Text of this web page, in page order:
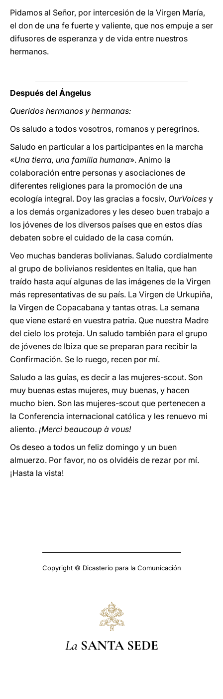
Pidamos al Señor, por intercesión de la Virgen María,
el don de una fe fuerte y valiente, que nos empuje a ser
difusores de esperanza y de vida entre nuestros
hermanos.
Después del Ángelus
Queridos hermanos y hermanas:
Os saludo a todos vosotros, romanos y peregrinos.
Saludo en particular a los participantes en la marcha
«Una tierra, una familia humana». Animo la
colaboración entre personas y asociaciones de
diferentes religiones para la promoción de una
ecología integral. Doy las gracias a focsiv, OurVoices y
a los demás organizadores y les deseo buen trabajo a
los jóvenes de los diversos países que en estos días
debaten sobre el cuidado de la casa común.
Veo muchas banderas bolivianas. Saludo cordialmente
al grupo de bolivianos residentes en Italia, que han
traído hasta aquí algunas de las imágenes de la Virgen
más representativas de su país. La Virgen de Urkupiña,
la Virgen de Copacabana y tantas otras. La semana
que viene estaré en vuestra patria. Que nuestra Madre
del cielo los proteja. Un saludo también para el grupo
de jóvenes de Ibiza que se preparan para recibir la
Confirmación. Se lo ruego, recen por mí.
Saludo a las guías, es decir a las mujeres-scout. Son
muy buenas estas mujeres, muy buenas, y hacen
mucho bien. Son las mujeres-scout que pertenecen a
la Conferencia internacional católica y les renuevo mi
aliento. ¡Merci beaucoup à vous!
Os deseo a todos un feliz domingo y un buen
almuerzo. Por favor, no os olvidéis de rezar por mí.
¡Hasta la vista!
Copyright © Dicasterio para la Comunicación
La SANTA SEDE